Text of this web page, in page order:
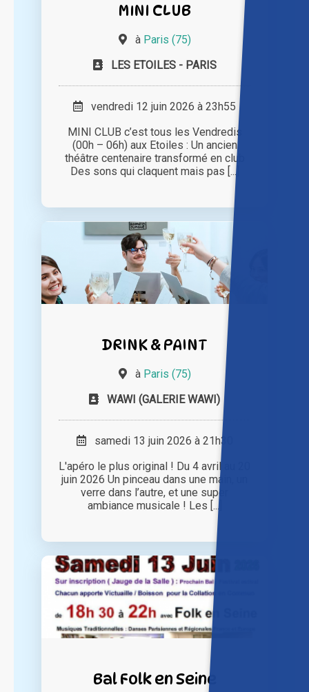
MINI CLUB
à Paris (75)
LES ETOILES - PARIS
vendredi 12 juin 2026 à 23h55
MINI CLUB c’est tous les Vendredis
(00h – 06h) aux Etoiles : Un ancien
théâtre centenaire transformé en club
Des sons qui claquent mais pas [...]
DRINK & PAINT
à Paris (75)
WAWI (GALERIE WAWI)
samedi 13 juin 2026 à 21h30
L'apéro le plus original ! Du 4 avril au 20
juin 2026 Un pinceau dans une main, un
verre dans l’autre, et une super
ambiance musicale ! Les [...]
Bal Folk en Seine